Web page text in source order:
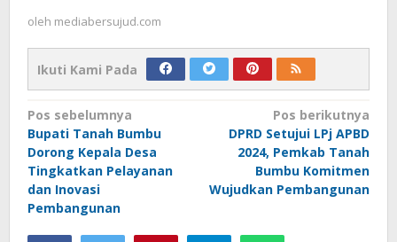
oleh mediabersujud.com
Ikuti Kami Pada
Navigasi
pos
Pos sebelumnya
Bupati Tanah Bumbu
Dorong Kepala Desa
Tingkatkan Pelayanan
dan Inovasi
Pembangunan
Pos berikutnya
DPRD Setujui LPj APBD
2024, Pemkab Tanah
Bumbu Komitmen
Wujudkan Pembangunan